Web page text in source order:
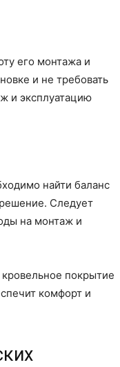
его монтажа и
и не требовать
и эксплуатацию
найти баланс
Следует
на монтаж и
покрытие
комфорт и